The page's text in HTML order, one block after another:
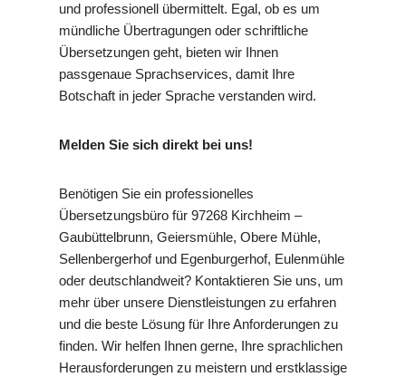
und professionell übermittelt. Egal, ob es um
mündliche Übertragungen oder schriftliche
Übersetzungen geht, bieten wir Ihnen
passgenaue Sprachservices, damit Ihre
Botschaft in jeder Sprache verstanden wird.
Melden Sie sich direkt bei uns!
Benötigen Sie ein professionelles
Übersetzungsbüro für 97268 Kirchheim –
Gaubüttelbrunn, Geiersmühle, Obere Mühle,
Sellenbergerhof und Egenburgerhof, Eulenmühle
oder deutschlandweit? Kontaktieren Sie uns, um
mehr über unsere Dienstleistungen zu erfahren
und die beste Lösung für Ihre Anforderungen zu
finden. Wir helfen Ihnen gerne, Ihre sprachlichen
Herausforderungen zu meistern und erstklassige